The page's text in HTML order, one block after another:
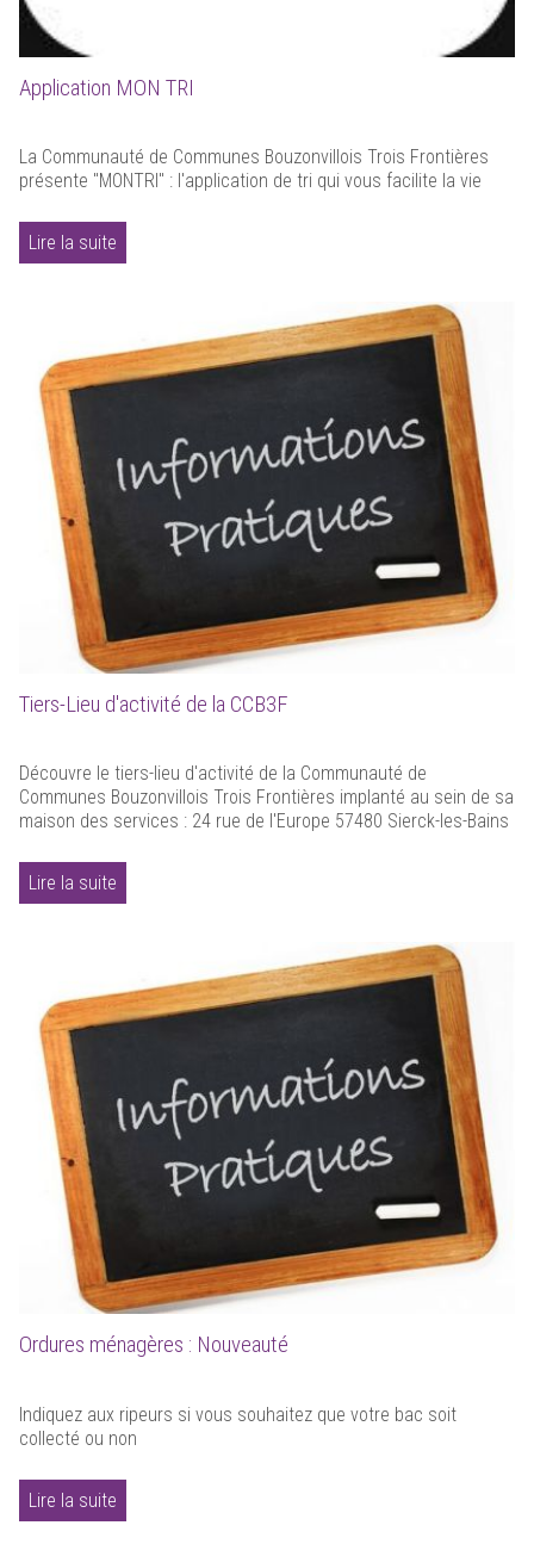
Application MON TRI
La Communauté de Communes Bouzonvillois Trois Frontières
présente "MONTRI" : l'application de tri qui vous facilite la vie
Lire la suite
Tiers-Lieu d'activité de la CCB3F
Découvre le tiers-lieu d'activité de la Communauté de
Communes Bouzonvillois Trois Frontières implanté au sein de sa
maison des services : 24 rue de l'Europe 57480 Sierck-les-Bains
Lire la suite
Ordures ménagères : Nouveauté
Indiquez aux ripeurs si vous souhaitez que votre bac soit
collecté ou non
Lire la suite